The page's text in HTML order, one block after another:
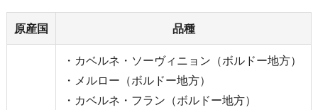
原産国 品種
・カベルネ・ソーヴィニョン（ボルドー地方）
・メルロー（ボルドー地方）
・カベルネ・フラン（ボルドー地方）